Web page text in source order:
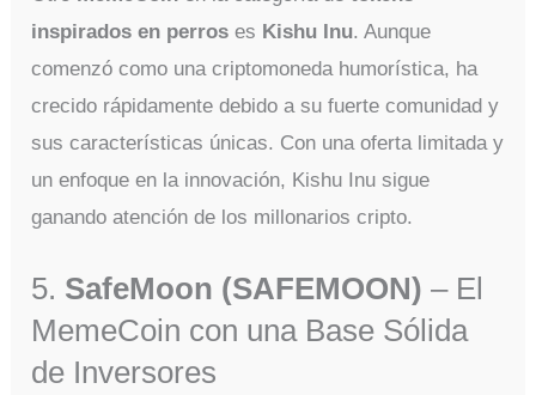
inspirados en perros es Kishu Inu. Aunque
comenzó como una criptomoneda humorística, ha
crecido rápidamente debido a su fuerte comunidad y
sus características únicas. Con una oferta limitada y
un enfoque en la innovación, Kishu Inu sigue
ganando atención de los millonarios cripto.
5. SafeMoon (SAFEMOON) – El
MemeCoin con una Base Sólida
de Inversores